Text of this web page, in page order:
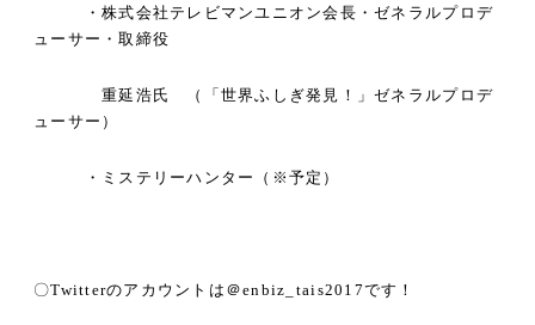
・株式会社テレビマンユニオン会長・ゼネラルプロデ
ューサー・取締役
重延浩氏 （「世界ふしぎ発見！」ゼネラルプロデ
ューサー）
・ミステリーハンター（※予定）
〇Twitterのアカウントは＠enbiz_tais2017です！